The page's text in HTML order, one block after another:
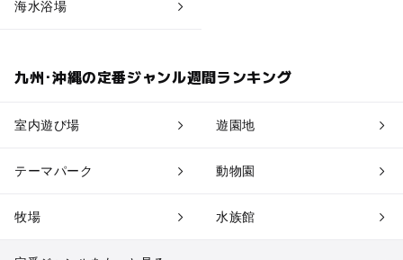
海水浴場
九州･沖縄の定番ジャンル週間ランキング
室内遊び場 遊園地
テーマパーク 動物園
牧場 水族館